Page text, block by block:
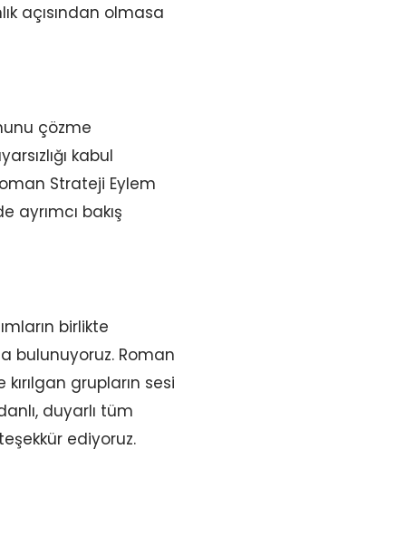
açısından olmasa
çözme
kabul
Strateji Eylem
ayrımcı bakış
birlikte
bulunuyoruz. Roman
grupların sesi
duyarlı tüm
ediyoruz.